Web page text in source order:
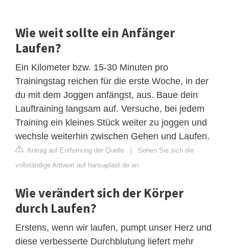
Wie weit sollte ein Anfänger
Laufen?
Ein Kilometer bzw. 15-30 Minuten pro
Trainingstag reichen für die erste Woche, in der
du mit dem Joggen anfängst, aus. Baue dein
Lauftraining langsam auf. Versuche, bei jedem
Training ein kleines Stück weiter zu joggen und
wechsle weiterhin zwischen Gehen und Laufen.
Antrag auf Entfernung der Quelle | Sehen Sie sich die
vollständige Antwort auf hansaplast.de an
Wie verändert sich der Körper
durch Laufen?
Erstens, wenn wir laufen, pumpt unser Herz und
diese verbesserte Durchblutung liefert mehr